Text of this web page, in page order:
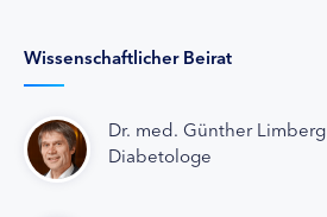
Wissenschaftlicher Beirat
Dr. med. Günther Limberg
Diabetologe